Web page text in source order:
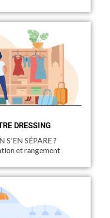
DRESSING
S'EN SÉPARE ?
et rangement